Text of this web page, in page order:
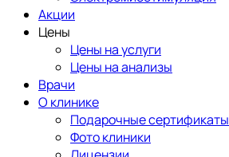
Акции
Цены
Цены на услуги
Цены на анализы
Врачи
О клинике
Подарочные сертификаты
Фото клиники